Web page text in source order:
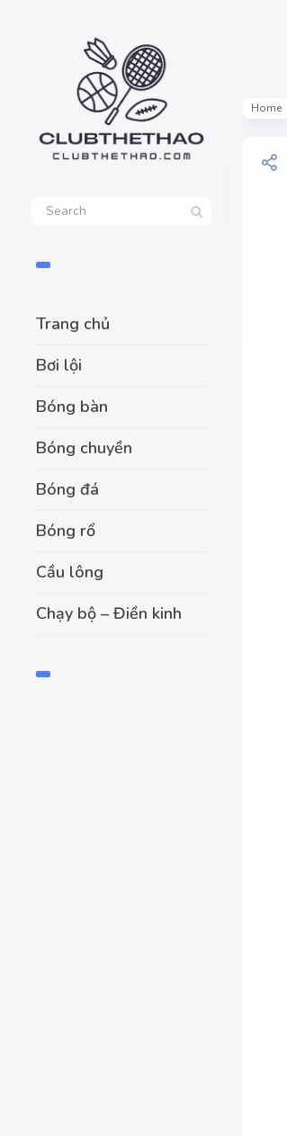
Trang chủ
Bơi lội
Bóng bàn
Bóng chuyền
Bóng đá
Bóng rổ
Cầu lông
Chạy bộ – Điền kinh
Home